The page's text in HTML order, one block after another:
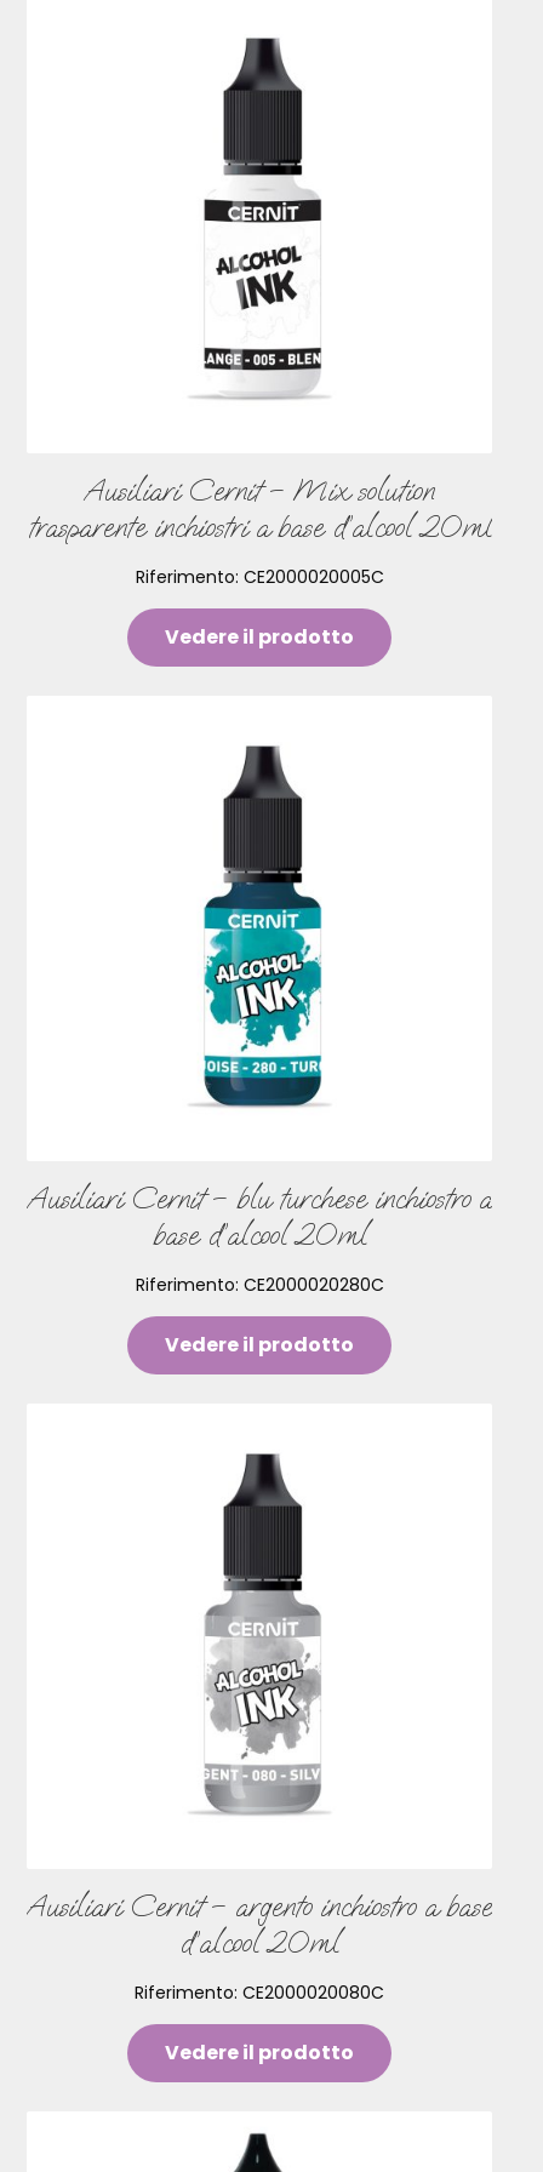
Ausiliari Cernit – Mix solution
trasparente inchiostri a base d’alcool 20ml
Riferimento: CE2000020005C
Vedere il prodotto
Ausiliari Cernit – blu turchese inchiostro a
base d’alcool 20ml
Riferimento: CE2000020280C
Vedere il prodotto
Ausiliari Cernit – argento inchiostro a base
d’alcool 20ml
Riferimento: CE2000020080C
Vedere il prodotto